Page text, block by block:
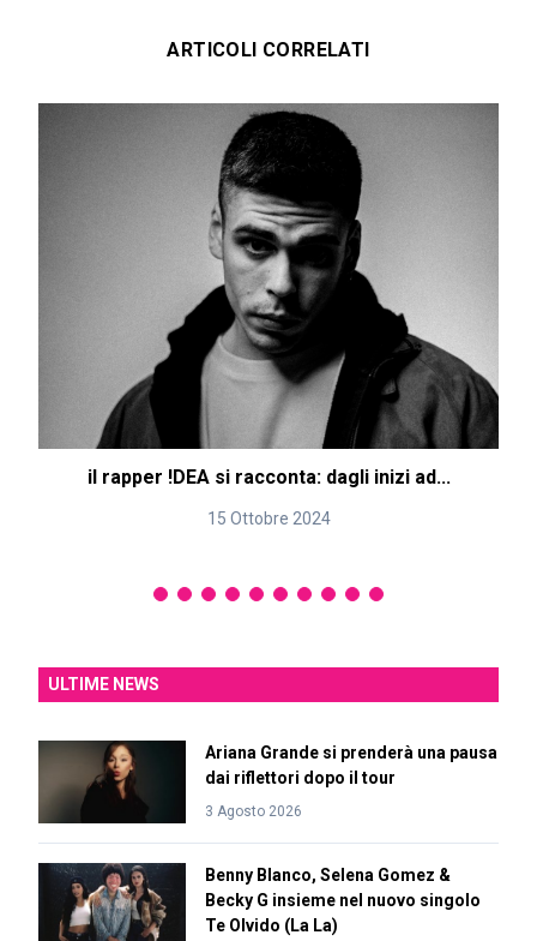
ARTICOLI CORRELATI
il rapper !DEA si racconta: dagli inizi ad...
15 Ottobre 2024
ULTIME NEWS
Ariana Grande si prenderà una pausa
dai riflettori dopo il tour
3 Agosto 2026
Benny Blanco, Selena Gomez &
Becky G insieme nel nuovo singolo
Te Olvido (La La)